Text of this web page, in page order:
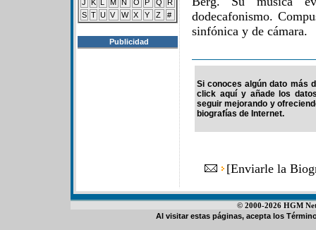
J
K L M N O P Q
R
S T U V W X Y Z #
Publicidad
dodecafonismo.
sinfónica y de cámara.
Si conoces algún dato más
click aquí y añade los
seguir mejorando y
biografías de Internet.
[Enviarle la
© 2000-2026 HGM
Al visitar estas páginas, acepta los